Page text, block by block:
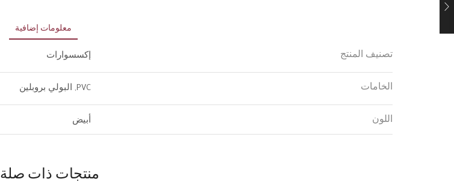
معلومات إضافية
تصنيف المنتج إكسسوارات
الخامات PVC, البولي بروبلين
اللون أبيض
منتجات ذات صلة